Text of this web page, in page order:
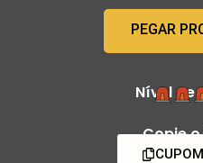
PEGAR
Nível de
Copie